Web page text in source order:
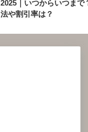
2025｜いつからいつまで
法や割引率は？